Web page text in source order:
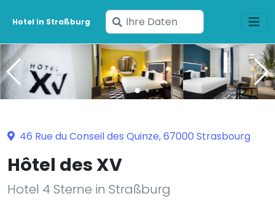
Hotel in Straßburg
Geben
Sie
Ihre
Daten
ein
46 Rue du Conseil des Quinze, 67000 Strasbourg
Hôtel des XV
Hotel 4 Sterne in Straßburg